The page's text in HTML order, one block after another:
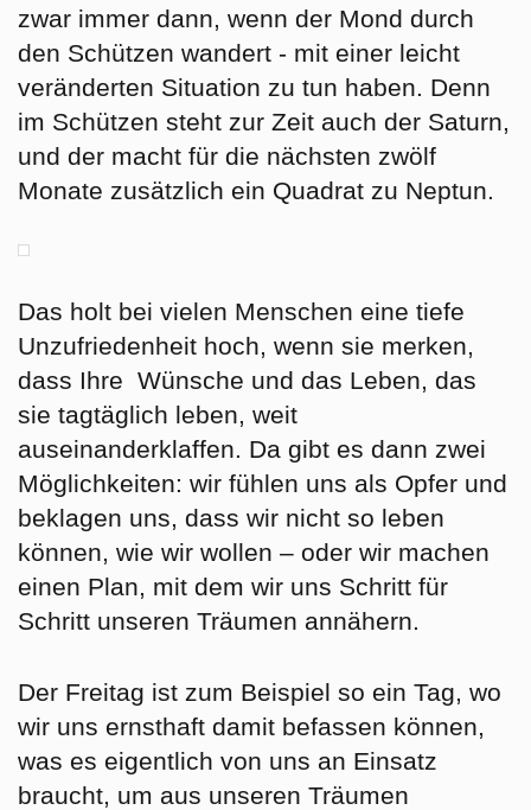
zwar immer dann, wenn der Mond durch
den Schützen wandert - mit einer leicht
veränderten Situation zu tun haben. Denn
im Schützen steht zur Zeit auch der Saturn,
und der macht für die nächsten zwölf
Monate zusätzlich ein Quadrat zu Neptun.
Das holt bei vielen Menschen eine tiefe
Unzufriedenheit hoch, wenn sie merken,
dass Ihre Wünsche und das Leben, das
sie tagtäglich leben, weit
auseinanderklaffen. Da gibt es dann zwei
Möglichkeiten: wir fühlen uns als Opfer und
beklagen uns, dass wir nicht so leben
können, wie wir wollen – oder wir machen
einen Plan, mit dem wir uns Schritt für
Schritt unseren Träumen annähern.
Der Freitag ist zum Beispiel so ein Tag, wo
wir uns ernsthaft damit befassen können,
was es eigentlich von uns an Einsatz
braucht, um aus unseren Träumen